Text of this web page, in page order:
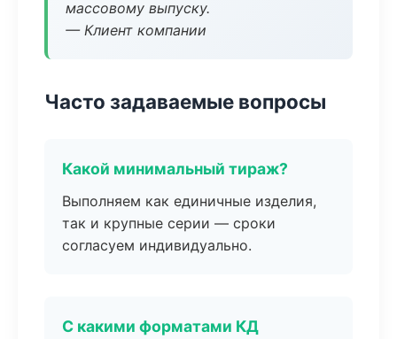
массовому выпуску.
— Клиент компании
Часто задаваемые вопросы
Какой минимальный тираж?
Выполняем как единичные изделия,
так и крупные серии — сроки
согласуем индивидуально.
С какими форматами КД